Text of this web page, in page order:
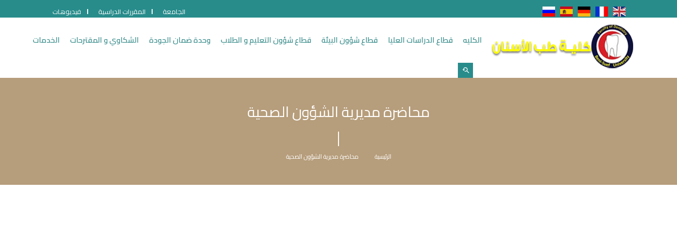
الجامعة المقررات الدراسية فيديوهات
الكليه قطاع الدراسات العليا قطاع شؤون البيئة قطاع شؤون التعليم و الطلاب وحدة ضمان الجودة الشكاوي و المقترحات الخدمات
محاضرة مديرية الشؤون الصحية
الرئيسية محاضرة مديرية الشؤون الصحية